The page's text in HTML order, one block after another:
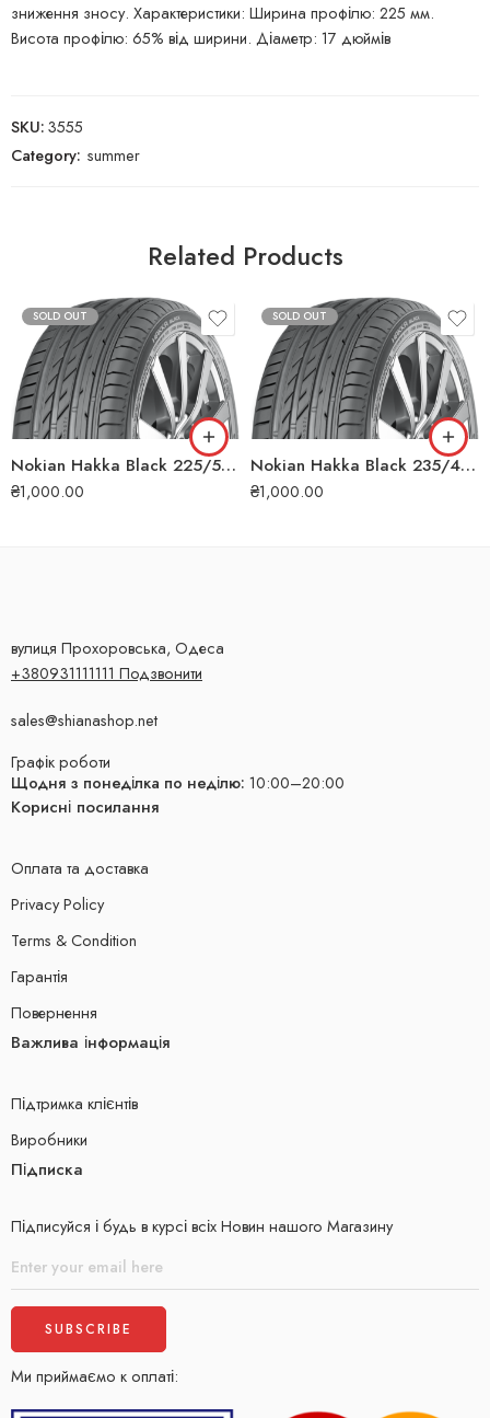
зниження зносу. Характеристики: Ширина профілю: 225 мм.
Висота профілю: 65% від ширини. Діаметр: 17 дюймів
SKU:3555
Category: summer
Related Products
SOLD OUT
Nokian Hakka Black 225/50 ZR17 98Y XL літня шина
₴1,000.00
SOLD OUT
Nokian Hakka Black 235/45 R18 98W XL літня шина
₴1,000.00
вулиця Прохоровська, Одеса
+380931111111 Подзвонити
sales@shianashop.net
Графік роботи
Щодня з понеділка по неділю: 10:00–20:00
Корисні посилання
Оплата та доставка
Privacy Policy
Terms & Condition
Гарантія
Повернення
Важлива інформація
Підтримка клієнтів
Виробники
Підписка
Підписуйся і будь в курсі всіх Новин нашого Магазину
Ми приймаємо к оплаті: